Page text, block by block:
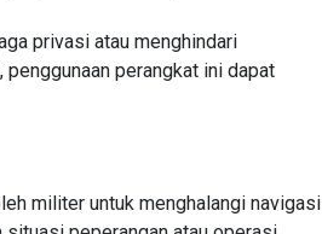
privasi atau menghindari
perangkat ini dapat
militer untuk menghalangi navigasi